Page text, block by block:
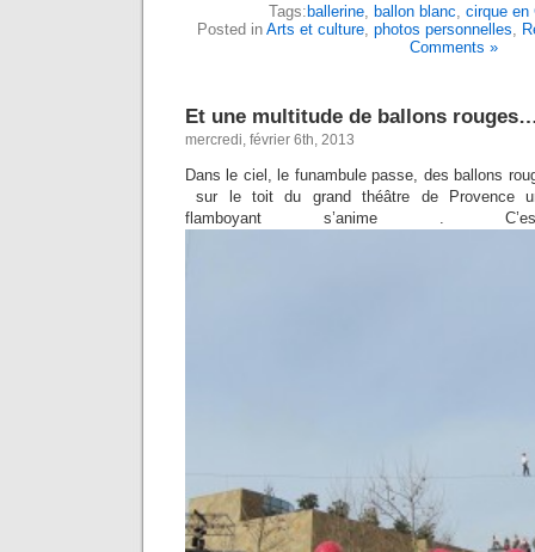
Tags: ballerine, ballon blanc cirque en
Posted in Arts et culture, photos personnelles
Comments »
Et une multitude de ballons
mercredi, février 6th, 2013
Dans le ciel, le funambule passe, des ballons
sur le toit du grand théâtre de Provence
flamboyant s’anime .